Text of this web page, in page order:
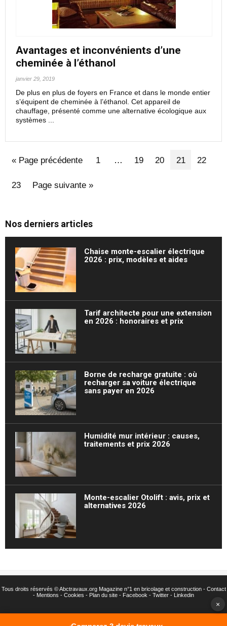
Avantages et inconvénients d’une
cheminée à l’éthanol
janvier 29, 2019
De plus en plus de foyers en France et dans le monde entier
s’équipent de cheminée à l’éthanol. Cet appareil de
chauffage, présenté comme une alternative écologique aux
systèmes ...
« Page précédente 1 19 20 21 22
23 Page suivante »
Nos derniers articles
Chaise monte-escalier électrique
2026 : prix, modèles et aides
Tarif architecte pour une extension
en 2026 : honoraires et prix
Borne de recharge gratuite : où
recharger sa voiture électrique
sans payer en 2026
Humidité mur intérieur : causes,
traitements et prix 2026
Monte-escalier Otolift : avis, prix et
alternatives 2026
Tous droits réservés ©Abctravaux.org Magazine n°1 en bricolage et construction - Contact
- Mentions - Cookies - Plan du site - Facebook - Twitter - Linkedin
×